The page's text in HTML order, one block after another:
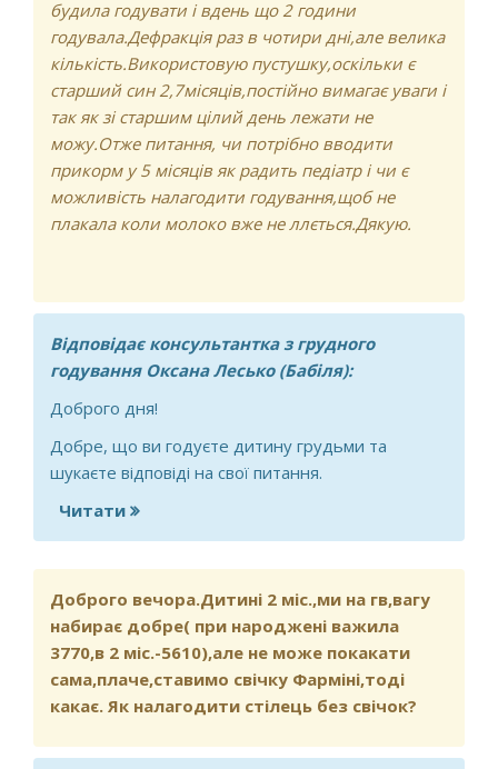
будила годувати і вдень що 2 години
годувала.Дефракція раз в чотири дні,але велика
кількість.Використовую пустушку,оскільки є
старший син 2,7місяців,постійно вимагає уваги і
так як зі старшим цілий день лежати не
можу.Отже питання, чи потрібно вводити
прикорм у 5 місяців як радить педіатр і чи є
можливість налагодити годування,щоб не
плакала коли молоко вже не ллється.Дякую.
Відповідає консультантка з грудного
годування Оксана Лесько (Бабіля):
Доброго дня!
Добре, що ви годуєте дитину грудьми та
шукаєте відповіді на свої питання.
Читати про Дитині 4 місяці, страйк біля грудей
Доброго вечора.Дитині 2 міс.,ми на гв,вагу
набирає добре( при народжені важила
3770,в 2 міс.-5610),але не може покакати
сама,плаче,ставимо свічку Фарміні,тоді
какає. Як налагодити стілець без свічок?